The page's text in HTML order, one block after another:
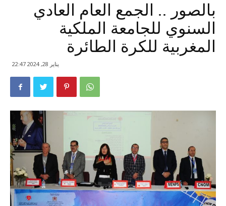
بالصور .. الجمع العام العادي
السنوي للجامعة الملكية
المغربية للكرة الطائرة
يناير 28, 2024 22:47